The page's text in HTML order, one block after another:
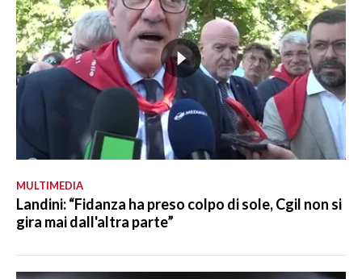
MULTIMEDIA
Landini: “Fidanza ha preso colpo di sole, Cgil non si
gira mai dall'altra parte”